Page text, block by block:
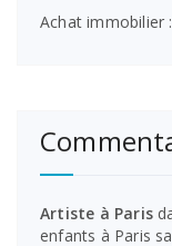
Achat immobilier
Artiste à Paris
enfants à Paris